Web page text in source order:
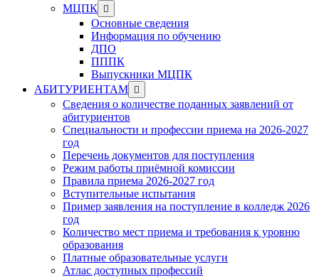
МЦПК Show
sub
menu
Основные сведения
Информация по обучению
ДПО
ПППК
Выпускники МЦПК
АБИТУРИЕНТАМ Show
sub
menu
Сведения о количестве поданных заявлений от
абитуриентов
Специальности и профессии приема на 2026-2027
год
Перечень документов для поступления
Режим работы приёмной комиссии
Правила приема 2026-2027 год
Вступительные испытания
Пример заявления на поступление в колледж 2026
год
Количество мест приема и требования к уровню
образования
Платные образовательные услуги
Атлас доступных профессий